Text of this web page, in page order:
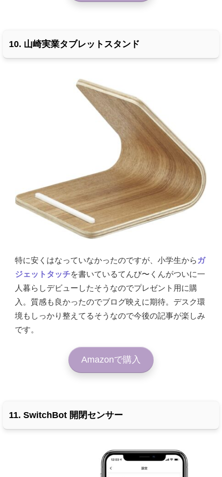
10. 山崎実業タブレットスタンド
特に安くはなっていなかったのですが、小学生から ガ
ジェットタッチを書いているてんび〜くんがついに一
人暮らしデビューしたそうなのでプレゼント用に購
入。質感も良かったのでブログ映えに期待。デスク環
境もしっかり整えてるそうなので今後の記事が楽しみ
です。
Amazonで購入
11. SwitchBot 開閉センサー